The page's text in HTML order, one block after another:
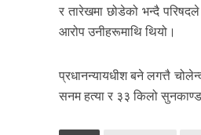
र तारेखमा छोडेको भन्दै
आरोप उनीहरूमाथि थियो।
प्रधानन्यायधीश बने लगत्तै
सनम हत्या र ३३ किलो